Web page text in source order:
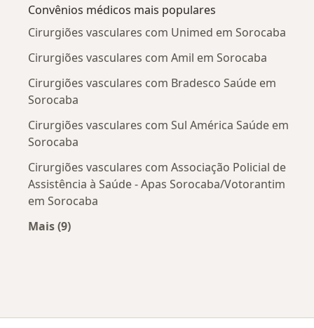
Convênios médicos mais populares
Cirurgiões vasculares com Unimed em Sorocaba
Cirurgiões vasculares com Amil em Sorocaba
Cirurgiões vasculares com Bradesco Saúde em
Sorocaba
Cirurgiões vasculares com Sul América Saúde em
Sorocaba
Cirurgiões vasculares com Associação Policial de
Assistência à Saúde - Apas Sorocaba/Votorantim
em Sorocaba
Mais (9)